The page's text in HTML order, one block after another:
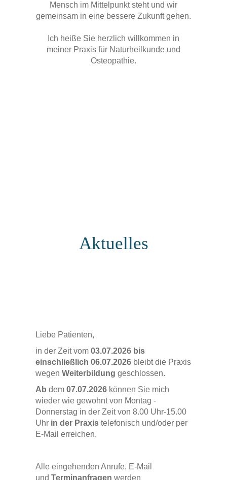
Mensch im Mittelpunkt steht und wir
gemeinsam in eine bessere Zukunft gehen.
Ich heiße Sie herzlich willkommen in
meiner Praxis für Naturheilkunde und
Osteopathie.
Aktuelles
Liebe Patienten,
in der Zeit vom 03.07.2026 bis
einschließlich 06.07.2026 bleibt die Praxis
wegen Weiterbildung geschlossen.
Ab dem 07.07.2026 können Sie mich
wieder wie gewohnt von Montag -
Donnerstag in der Zeit von 8.00 Uhr-15.00
Uhr in der Praxis telefonisch und/oder per
E-Mail erreichen.
Alle eingehenden Anrufe, E-Mail
und Terminanfragen werden